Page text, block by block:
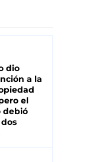
dio
a la
el
debió